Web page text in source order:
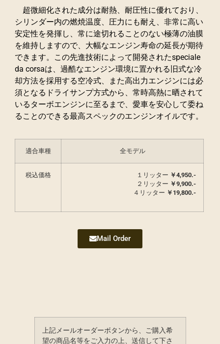
超微細化された成分は耐熱、耐圧性に優れており、
シリンダー内の燃焼温度、圧力にも耐え、非常に高い
安定性を発揮し、常に途切れることのない極薄の油膜
を維持しますので、大幅なエンジン寿命の延長が期待
できます。この先進技術によって開発されたspeciale
da corsaは、過酷なエンジン環境に置かれる旧式な冷
却方法を採用する空冷式、また高出力エンジンには必
須となるドライサンプ方式から、常時高熱に晒されて
いるターボエンジンに至るまで、愛車を安心して委ね
ることのできる最高スペックのエンジンオイルです。
適合車種 全モデル
税込価格 １リッター ￥4,950.-
２リッター ￥9,900.-
４リッター ￥ 19,800.-
Mail Order
上記メールオーダーボタンから、ご購入希
望の商品名等をご入力の上、送信して下さ